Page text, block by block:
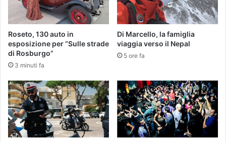
Roseto, 130 auto in
esposizione per “Sulle strade
di Rosburgo”
3 minuti fa
Di Marcello, la famiglia
viaggia verso il Nepal
5 ore fa